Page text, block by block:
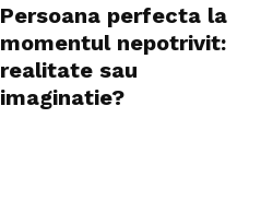
Persoana perfecta la
momentul nepotrivit:
realitate sau
imaginatie?